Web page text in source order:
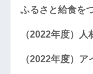
ふるさと給食を
（2022年度）人
（2022年度）